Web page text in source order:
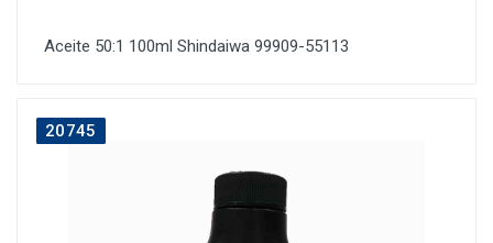
Aceite 50:1 100ml Shindaiwa 99909-55113
20745